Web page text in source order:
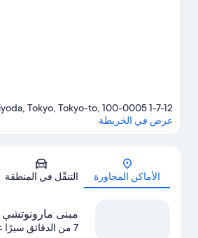
الخريطة
1-7-12 Marunouchi, Chiyoda, Tokyo, Tokyo-to, 100-0005
عرض في الخريطة
الأماكن المجاورة التنقّل في المنطقة
مبنى مارونوتشي
7 من الدقائق سيرًا على الأقدام